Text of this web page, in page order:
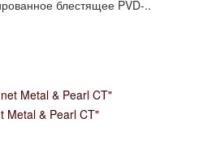
блестящее PVD-..
Metal & Pearl CT"